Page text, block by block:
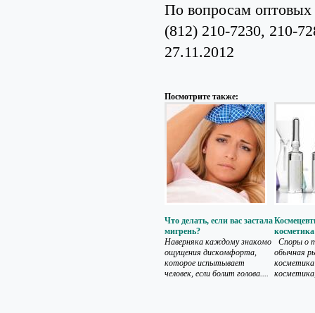
По вопросам оптовых
(812) 210-7230, 210-
27.11.2012
Посмотрите также:
Что делать, если вас застала
мигрень?
Наверняка каждому знакомо
ощущения дискомфорта,
которое испытывает
человек, если болит голова....
косметика
Споры о
обычная